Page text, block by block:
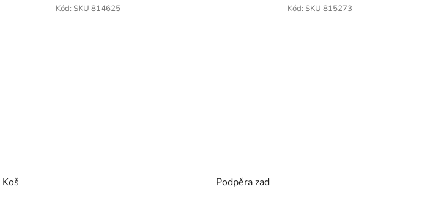
Koš
Kód: SKU 814625
Podpěra zad
Kód: SKU 815273